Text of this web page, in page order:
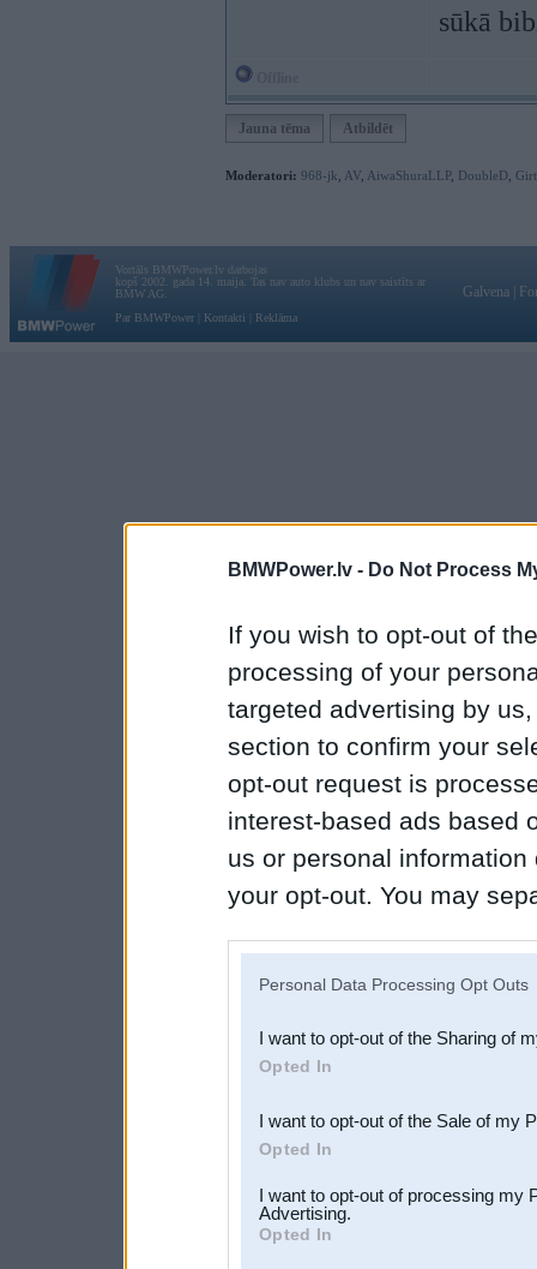
BMWPower.lv - Do Not Process
If you wish to opt-out of
processing of your
targeted advertising by
section to confirm your
opt-out request is
interest-based ads based
us or personal
your opt-out. You may
Downstream Participants
third parties.
Personal Data Processing Opt Outs
I want to opt-out of the Sharing of
Opted In
I want to opt-out of the Sale of my
Opted In
I want to opt-out of processing my
Advertising.
Opted In
sūkā
Jauna tēma Atbildēt
Moderatori: 968-jk AV AiwaShuraLLP, DoubleD
Vortāls BMWPower.lv darbojas
kopš 2002. gada 14. maija. Tas nav auto klubs un nav saistīts ar
BMW AG.
Par BMWPower
Kontakti Reklāma
Galvena